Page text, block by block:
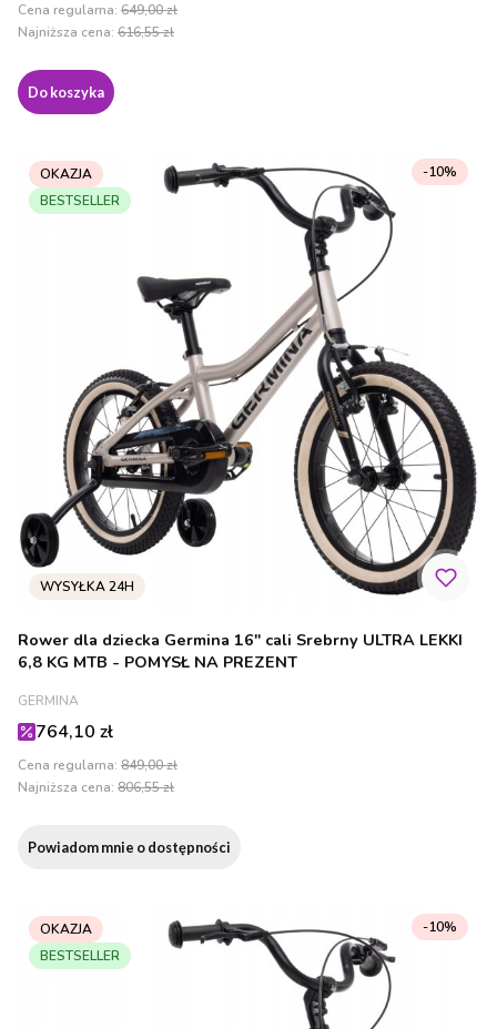
Cena regularna: 649,00 zł
Najniższa cena: 616,55 zł
Do koszyka
OKAZJA
BESTSELLER
Rower dla dziecka Germina 16" cali Srebrny ULTRA LEKKI
6,8 KG MTB - POMYSŁ NA PREZENT
PRODUCENT
GERMINA
Cena promocyjna
764,10 zł
Cena regularna: 849,00 zł
-10%
Najniższa cena: 806,55 zł
Powiadom mnie o dostępności
OKAZJA
BESTSELLER
-10%